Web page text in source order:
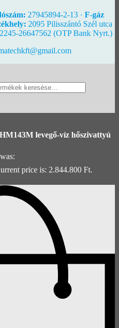
27945894-2-13 · F-gáz
2095 Pilisszántó Szél utca
26647562 (OTP Bank Nyrt.)
levegő-víz hőszivattyú
price is: 2.844.800 Ft.